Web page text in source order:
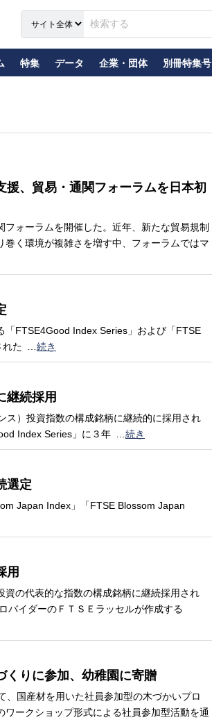
特集 データ 企業・団体 別冊特集号
、貿易・通関フォーラムを日本初
ォーラムを開催した。近年、新たな貿易規制
く環境が複雑さを増す中、フォーラムではマ
FTSE4Good Index Series」および「FTSE
れた
続き
継続採用
）投資指数の構成銘柄に継続的に採用され
Index Series」に３年
続き
選定
Japan Index」「FTSE Blossom Japan
用
の代表的な指数の構成銘柄に継続採用され
イダーのＦＴＳＥラッセルが作成する
くりに参加、幼稚園に寄贈
国産材を用いた社員参加型の木づかいプロ
ークショップ形式による社員参加型活動を通